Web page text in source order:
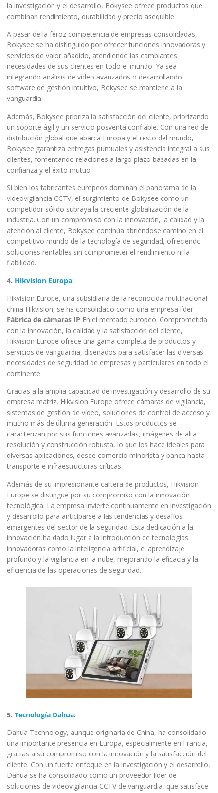
la investigación y el desarrollo, Bokysee ofrece productos que
combinan rendimiento, durabilidad y precio asequible.
A pesar de la feroz competencia de empresas consolidadas,
Bokysee se ha distinguido por ofrecer funciones innovadoras y
servicios de valor añadido, atendiendo las cambiantes
necesidades de sus clientes en todo el mundo. Ya sea
integrando análisis de vídeo avanzados o desarrollando
software de gestión intuitivo, Bokysee se mantiene a la
vanguardia.
Además, Bokysee prioriza la satisfacción del cliente, priorizando
un soporte ágil y un servicio posventa confiable. Con una red de
distribución global que abarca Europa y el resto del mundo,
Bokysee garantiza entregas puntuales y asistencia integral a sus
clientes, fomentando relaciones a largo plazo basadas en la
confianza y el éxito mutuo.
Si bien los fabricantes europeos dominan el panorama de la
videovigilancia CCTV, el surgimiento de Bokysee como un
competidor sólido subraya la creciente globalización de la
industria. Con un compromiso con la innovación, la calidad y la
atención al cliente, Bokysee continúa abriéndose camino en el
competitivo mundo de la tecnología de seguridad, ofreciendo
soluciones rentables sin comprometer el rendimiento ni la
fiabilidad.
4. Hikvision Europa:
Hikvision Europe, una subsidiaria de la reconocida multinacional
china Hikvision, se ha consolidado como una empresa líder
Fábrica de cámaras IP En el mercado europeo. Comprometida
con la innovación, la calidad y la satisfacción del cliente,
Hikvision Europe ofrece una gama completa de productos y
servicios de vanguardia, diseñados para satisfacer las diversas
necesidades de seguridad de empresas y particulares en todo el
continente.
Gracias a la amplia capacidad de investigación y desarrollo de su
empresa matriz, Hikvision Europe ofrece cámaras de vigilancia,
sistemas de gestión de vídeo, soluciones de control de acceso y
mucho más de última generación. Estos productos se
caracterizan por sus funciones avanzadas, imágenes de alta
resolución y construcción robusta, lo que los hace ideales para
diversas aplicaciones, desde comercio minorista y banca hasta
transporte e infraestructuras críticas.
Además de su impresionante cartera de productos, Hikvision
Europe se distingue por su compromiso con la innovación
tecnológica. La empresa invierte continuamente en investigación
y desarrollo para anticiparse a las tendencias y desafíos
emergentes del sector de la seguridad. Esta dedicación a la
innovación ha dado lugar a la introducción de tecnologías
innovadoras como la inteligencia artificial, el aprendizaje
profundo y la vigilancia en la nube, mejorando la eficacia y la
eficiencia de las operaciones de seguridad.
5. Tecnología Dahua:
Dahua Technology, aunque originaria de China, ha consolidado
una importante presencia en Europa, especialmente en Francia,
gracias a su compromiso con la innovación y la satisfacción del
cliente. Con un fuerte enfoque en la investigación y el desarrollo,
Dahua se ha consolidado como un proveedor líder de
soluciones de videovigilancia CCTV de vanguardia, que satisface